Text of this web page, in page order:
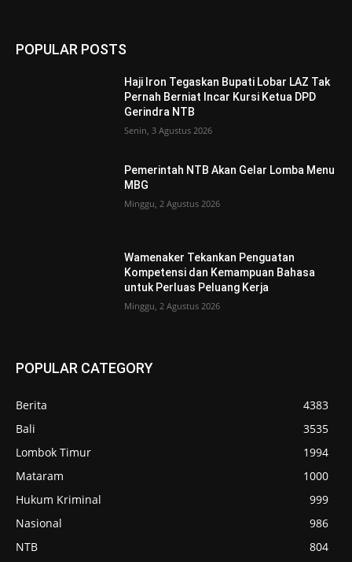
POPULAR POSTS
Haji Iron Tegaskan Bupati Lobar LAZ Tak
Pernah Berniat Incar Kursi Ketua DPD
Gerindra NTB
Senin, 3 Agustus 2026
Pemerintah NTB Akan Gelar Lomba Menu
MBG
Minggu, 2 Agustus 2026
Wamenaker Tekankan Penguatan
Kompetensi dan Kemampuan Bahasa
untuk Perluas Peluang Kerja
Minggu, 2 Agustus 2026
POPULAR CATEGORY
Berita
4383
Bali
3535
Lombok Timur
1994
Mataram
1000
Hukum Kriminal
999
Nasional
986
NTB
804